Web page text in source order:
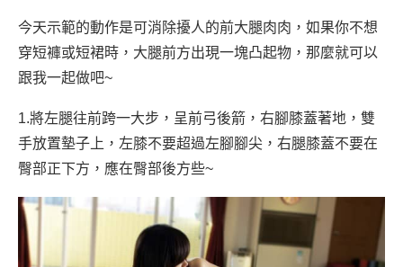
今天示範的動作是可消除擾人的前大腿肉肉，如果你不想
穿短褲或短裙時，大腿前方出現一塊凸起物，那麼就可以
跟我一起做吧~
1.將左腿往前跨一大步，呈前弓後箭，右腳膝蓋著地，雙
手放置墊子上，左膝不要超過左腳腳尖，右腿膝蓋不要在
臀部正下方，應在臀部後方些~